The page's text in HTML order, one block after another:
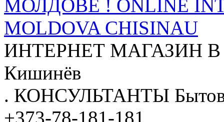
МОЛДОВЕ ! ONLINE
MOLDOVA CHISINAU
ИНТЕРНЕТ МАГАЗИН
Кишинёв
. КОНСУЛЬТАНТЫ
+373-78-181-181